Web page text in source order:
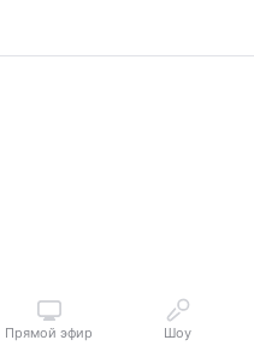
Прямой эфир Шоу